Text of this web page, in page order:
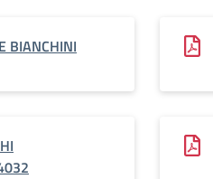
BIANCHINI